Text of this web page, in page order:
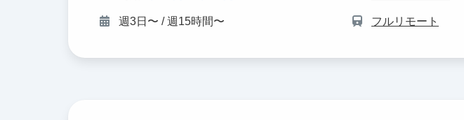
週3日〜 / 週15時間〜 フルリモート